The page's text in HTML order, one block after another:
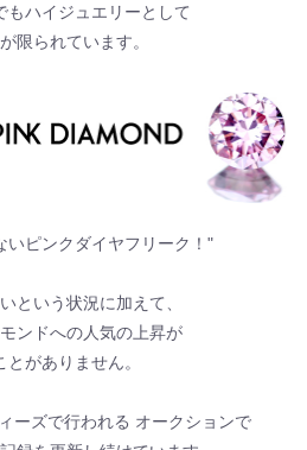
もハイジュエリーとして
限られています。
いピンクダイヤフリーク！"
という状況に加えて、
ンドへの人気の上昇が
とがありません。
ーズで行われる オークションで